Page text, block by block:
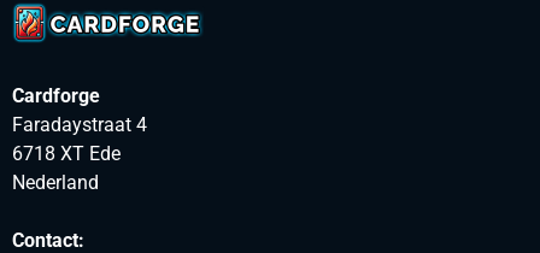
Cardforge
Faradaystraat 4
6718 XT Ede
Nederland
Contact: